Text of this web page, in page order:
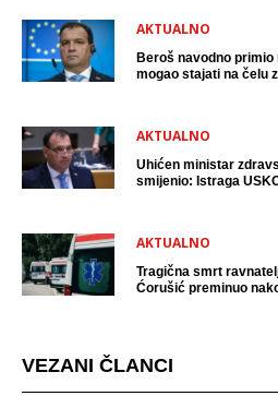
AKTUALNO
Beroš navodno primio
mogao stajati na čelu
AKTUALNO
Uhićen ministar
smijenio: Istraga
AKTUALNO
Tragična smrt
Ćorušić preminuo
VEZANI ČLANCI